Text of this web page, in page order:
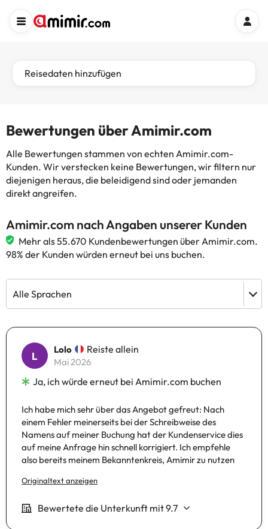
Reisedaten hinzufügen
Bewertungen über Amimir.com
Alle Bewertungen stammen von echten Amimir.com-
Kunden. Wir verstecken keine Bewertungen, wir filtern nur
diejenigen heraus, die beleidigend sind oder jemanden
direkt angreifen.
Amimir.com nach Angaben unserer Kunden
Mehr als 55.670 Kundenbewertungen über Amimir.com.
98% der Kunden würden erneut bei uns buchen.